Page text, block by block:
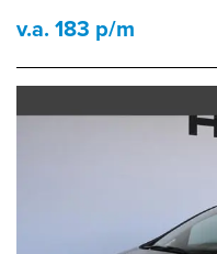
v.a. 183 p/m